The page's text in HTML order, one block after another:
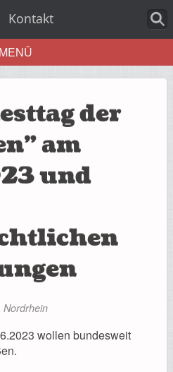
Kontakt
uns
MENÜ
der
am
und
Nordrhein
wollen bundesweit